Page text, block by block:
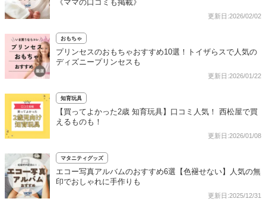
《ママの口コミも掲載》
更新日:2026/02/02
おもちゃ
プリンセスのおもちゃおすすめ10選！トイザらスで人気の
ディズニープリンセスも
更新日:2026/01/22
知育玩具
【買ってよかった2歳 知育玩具】口コミ人気！ 西松屋で買
えるものも！
更新日:2026/01/08
マタニティグッズ
エコー写真アルバムのおすすめ6選【色褪せない】人気の無
印でおしゃれに手作りも
更新日:2025/12/31